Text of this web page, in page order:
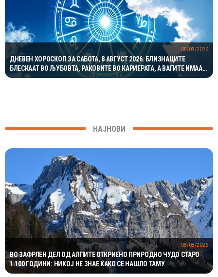
ДНЕВЕН ХОРОСКОП ЗА САБОТА, 8 АВГУСТ 2026: БЛИЗНАЦИТЕ
БЛЕСКААТ ВО ЉУБОВТА, РАКОВИТЕ ВО КАРИЕРАТА, А ВАГИТЕ ИМААТ
ОДЛИЧЕН ДЕН ЗА ХАРМОНИЈА
08/08/2026
НАЈНОВИ
ВО ЗАФРЛЕН ДЕЛ ОД АЛПИТЕ ОТКРИЕНО ПРИРОДНО ЧУДО СТАРО
1.100 ГОДИНИ: НИКОЈ НЕ ЗНАЕ КАКО СЕ НАШЛО ТАМУ
08/08/2026